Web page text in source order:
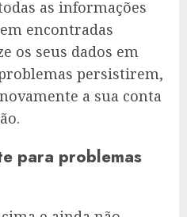
as informações
encontradas
os seus dados em
persistirem,
a sua conta
para problemas